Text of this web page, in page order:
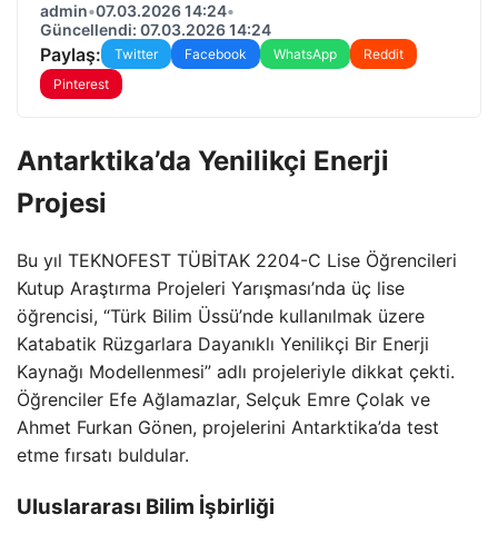
admin•07.03.2026 14:24•
Güncellendi: 07.03.2026 14:24
Paylaş: Twitter Facebook WhatsApp
Reddit
Pinterest
Antarktika’da Yenilikçi Enerji
Projesi
Bu yıl TEKNOFEST TÜBİTAK 2204-C Lise Öğrencileri
Kutup Araştırma Projeleri Yarışması’nda üç lise
öğrencisi, “Türk Bilim Üssü’nde kullanılmak üzere
Katabatik Rüzgarlara Dayanıklı Yenilikçi Bir Enerji
Kaynağı Modellenmesi” adlı projeleriyle dikkat çekti.
Öğrenciler Efe Ağlamazlar, Selçuk Emre Çolak ve
Ahmet Furkan Gönen, projelerini Antarktika’da test
etme fırsatı buldular.
Uluslararası Bilim İşbirliği